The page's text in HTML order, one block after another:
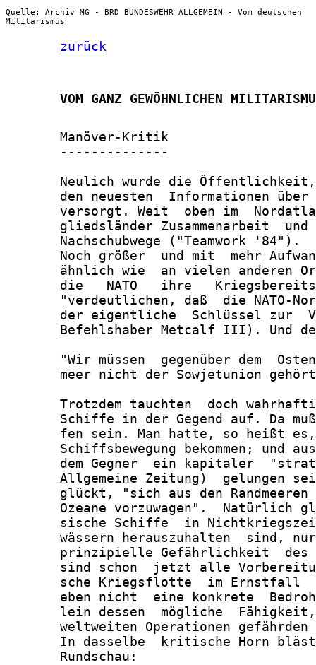
Quelle: Archiv MG - BRD BUNDESWEHR ALLGEMEIN - Vom deutschen
Militarismus
zurück
VOM GANZ GEWÖHNLICHEN
       Manöver-Kritik
       --------------
Neulich wurde die
den neuesten  Informationen
versorgt. Weit  oben im
gliedsländer Zusammenarbeit
       Nachschubwege ("Teamwork '84").
Noch größer  und mit  mehr
ähnlich wie  an vielen anderen
die   NATO   ihre
"verdeutlichen, daß  die NATO-
der eigentliche  Schlüssel zur
Befehlshaber Metcalf III). Und
"Wir müssen  gegenüber dem
meer nicht der Sowjetunion
Trotzdem tauchten  doch
Schiffe in der Gegend auf. Da
fen sein. Man hatte, so heißt
Schiffsbewegung bekommen; und
dem Gegner  ein kapitaler
Allgemeine Zeitung)  gelungen
glückt, "sich aus den
Ozeane vorzuwagen".  Natürlich
sische Schiffe  in
wässern herauszuhalten  sind,
prinzipielle Gefährlichkeit
sind schon  jetzt alle
sche Kriegsflotte  im Ernstfall
eben nicht  eine konkrete
lein dessen  mögliche
weltweiten Operationen gefährden
In dasselbe  kritische Horn
       Rundschau: